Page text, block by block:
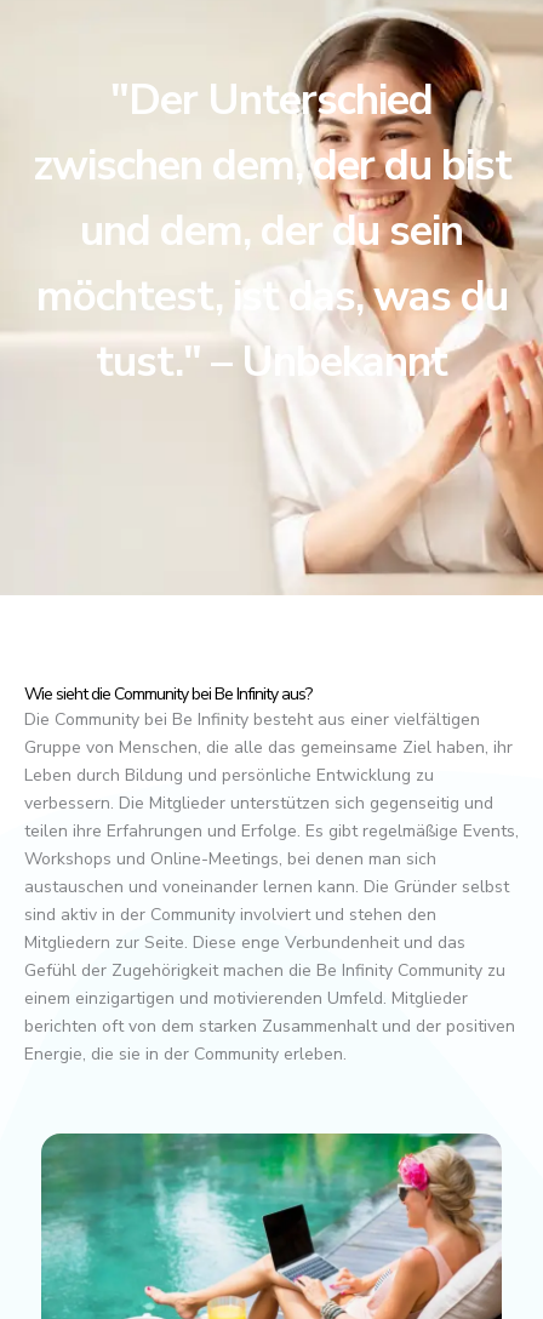
"Der Unterschied
zwischen dem, der du bist
und dem, der du sein
möchtest, ist das, was du
tust." – Unbekannt
Wie sieht die Community bei Be Infinity aus?
Die Community bei Be Infinity besteht aus einer vielfältigen
Gruppe von Menschen, die alle das gemeinsame Ziel haben, ihr
Leben durch Bildung und persönliche Entwicklung zu
verbessern. Die Mitglieder unterstützen sich gegenseitig und
teilen ihre Erfahrungen und Erfolge. Es gibt regelmäßige Events,
Workshops und Online-Meetings, bei denen man sich
austauschen und voneinander lernen kann. Die Gründer selbst
sind aktiv in der Community involviert und stehen den
Mitgliedern zur Seite. Diese enge Verbundenheit und das
Gefühl der Zugehörigkeit machen die Be Infinity Community zu
einem einzigartigen und motivierenden Umfeld. Mitglieder
berichten oft von dem starken Zusammenhalt und der positiven
Energie, die sie in der Community erleben.